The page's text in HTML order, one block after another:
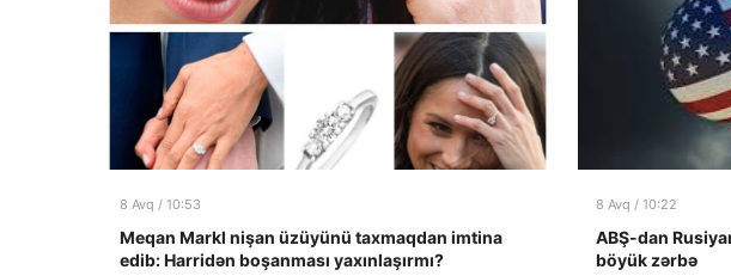
8 Avq / 10:53
Meqan Markl nişan üzüyünü taxmaqdan imtina
edib: Harridən boşanması yaxınlaşırmı?
8 Avq / 10:22
ABŞ-dan
böyük zərbə